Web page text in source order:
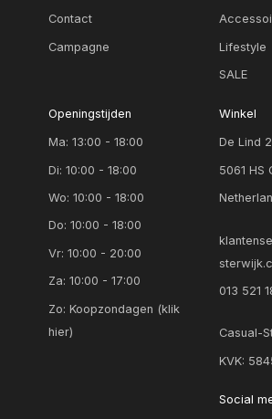
Contact
Campagne Lifestyle
SALE
Openingstijden
Ma: 13:00 - 18:00
Di: 10:00 - 18:00
Wo: 10:00 - 18:00
Do: 10:00 - 18:00
Vr: 10:00 - 20:00
Za: 10:00 - 17:00
Zo:Koopzondagen (klik
hier)
Winkel
De Lind
5061 HS
013 521
Casual-
KVK:
Social